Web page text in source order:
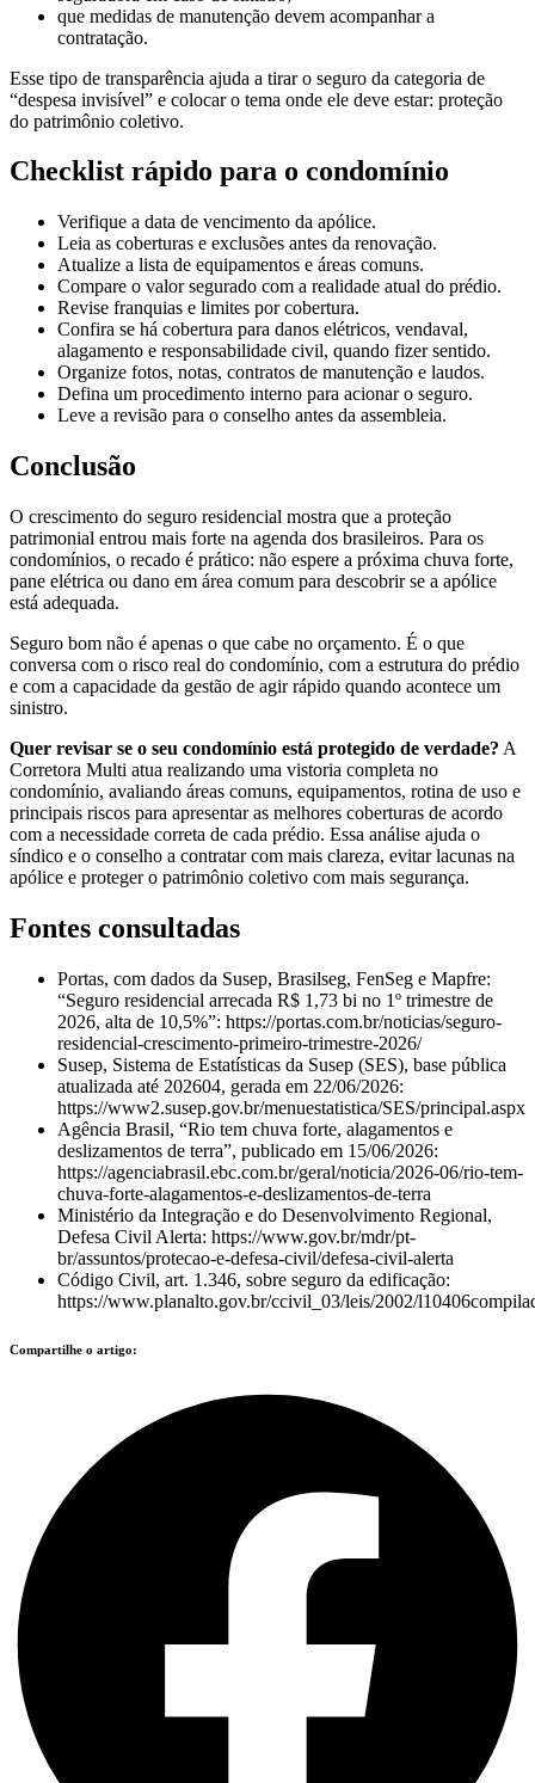
que medidas de manutenção devem acompanhar a
contratação.
Esse tipo de transparência ajuda a tirar o seguro da categoria de
“despesa invisível” e colocar o tema onde ele deve estar: proteção
do patrimônio coletivo.
Checklist rápido para o condomínio
Verifique a data de vencimento da apólice.
Leia as coberturas e exclusões antes da renovação.
Atualize a lista de equipamentos e áreas comuns.
Compare o valor segurado com a realidade atual do prédio.
Revise franquias e limites por cobertura.
Confira se há cobertura para danos elétricos, vendaval,
alagamento e responsabilidade civil, quando fizer sentido.
Organize fotos, notas, contratos de manutenção e laudos.
Defina um procedimento interno para acionar o seguro.
Leve a revisão para o conselho antes da assembleia.
Conclusão
O crescimento do seguro residencial mostra que a proteção
patrimonial entrou mais forte na agenda dos brasileiros. Para os
condomínios, o recado é prático: não espere a próxima chuva forte,
pane elétrica ou dano em área comum para descobrir se a apólice
está adequada.
Seguro bom não é apenas o que cabe no orçamento. É o que
conversa com o risco real do condomínio, com a estrutura do prédio
e com a capacidade da gestão de agir rápido quando acontece um
sinistro.
Quer revisar se o seu condomínio está protegido de verdade? A
Corretora Multi atua realizando uma vistoria completa no
condomínio, avaliando áreas comuns, equipamentos, rotina de uso e
principais riscos para apresentar as melhores coberturas de acordo
com a necessidade correta de cada prédio. Essa análise ajuda o
síndico e o conselho a contratar com mais clareza, evitar lacunas na
apólice e proteger o patrimônio coletivo com mais segurança.
Fontes consultadas
Portas, com dados da Susep, Brasilseg, FenSeg e Mapfre:
“Seguro residencial arrecada R$ 1,73 bi no 1º trimestre de
2026, alta de 10,5%”: https://portas.com.br/noticias/seguro-
residencial-crescimento-primeiro-trimestre-2026/
Susep, Sistema de Estatísticas da Susep (SES), base pública
atualizada até 202604, gerada em 22/06/2026:
https://www2.susep.gov.br/menuestatistica/SES/principal.aspx
Agência Brasil, “Rio tem chuva forte, alagamentos e
deslizamentos de terra”, publicado em 15/06/2026:
https://agenciabrasil.ebc.com.br/geral/noticia/2026-06/rio-tem-
chuva-forte-alagamentos-e-deslizamentos-de-terra
Ministério da Integração e do Desenvolvimento Regional,
Defesa Civil Alerta: https://www.gov.br/mdr/pt-
br/assuntos/protecao-e-defesa-civil/defesa-civil-alerta
Código Civil, art. 1.346, sobre seguro da edificação:
https://www.planalto.gov.br/ccivil_03/leis/2002/
Compartilhe o artigo: